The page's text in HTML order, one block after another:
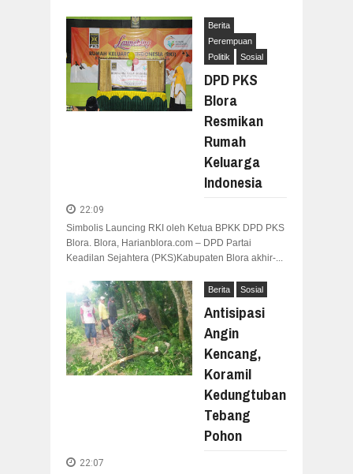
Berita
Perempuan
Politik
Sosial
DPD PKS
Blora
Resmikan
Rumah
Keluarga
Indonesia
22:09
Simbolis Launcing RKI oleh Ketua BPKK DPD PKS
Blora. Blora, Harianblora.com – DPD Partai
Keadilan Sejahtera (PKS)Kabupaten Blora akhir-...
Berita Sosial
Antisipasi
Angin
Kencang,
Koramil
Kedungtuban
Tebang
Pohon
22:07